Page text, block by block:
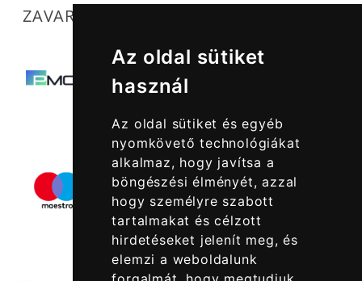
Az oldal sütiket
használ
Az oldal sütiket és egyéb
nyomkövető technológiákat
alkalmaz, hogy javítsa a
böngészési élményét, azzal
hogy személyre szabott
tartalmakat és célzott
hirdetéseket jelenít meg, és
elemzi a weboldalunk
ZAVARTALAN MŰKÖDÉSÜNKET SEGÍTIK